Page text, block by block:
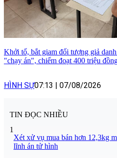
Khởi tố, bắt giam đối tượng giả
"chạy án", chiếm đoạt 400 triệu
HÌNH SỰ07:13 | 07/08/2026
TIN ĐỌC NHIỀU
1
Xét xử vụ mua bán hơn 12,3kg
lĩnh án tử hình